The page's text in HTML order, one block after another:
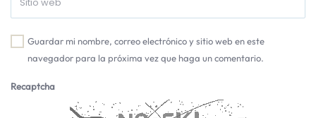
Guardar mi nombre, correo electrónico y sitio web en este
navegador para la próxima vez que haga un comentario.
Recaptcha